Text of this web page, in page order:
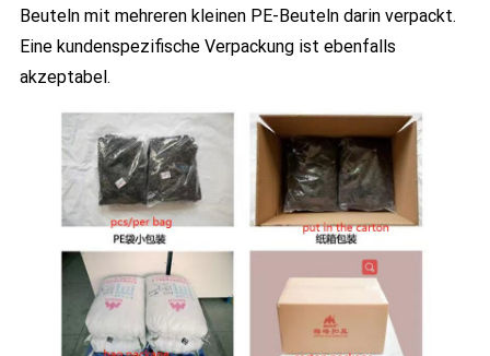
Beuteln mit mehreren kleinen PE-Beuteln darin verpackt.
Eine kundenspezifische Verpackung ist ebenfalls
akzeptabel.